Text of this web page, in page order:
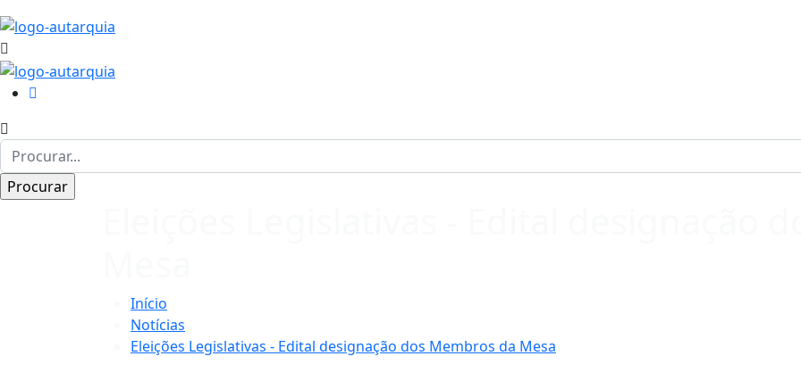
Início
Notícias
Eleições Legislativas - Edital designação dos Membros da Mesa